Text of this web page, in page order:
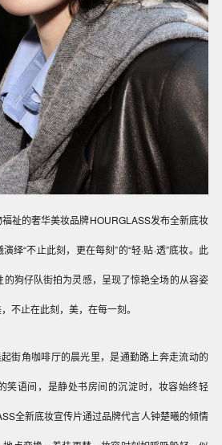
祉的奢华美妆品牌HOURGLASS发布全新底妆
绎“不止此刻，更在每刻”的“轻·贴·透”底妆。此
的狗仔队街拍为灵感，呈现了惊艳全场的从容姿
不止在此刻，美，在每一刻。
街角咖啡厅的晨光里，是通勤路上奔走流动的
笑语间，是静处书房间的沉淀时，妆容始终轻
全新底妆宣传片通过品牌代言人钟楚曦的倾情